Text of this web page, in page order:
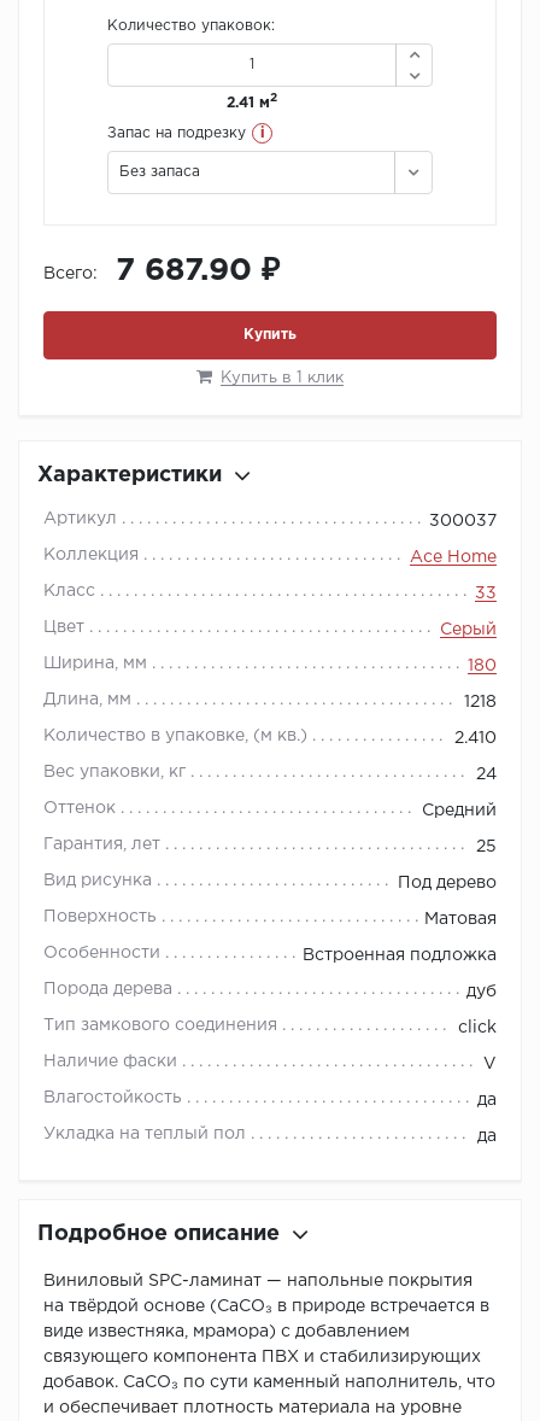
Количество упаковок:
2.41 м2
Запас на подрезку i
Без запаса
Всего: 7 687.90 ₽
Купить
Купить в 1 клик
Характеристики
Артикул 300037
Коллекция Ace Home
Класс 33
Цвет Серый
Ширина, мм 180
Длина, мм 1218
Количество в упаковке, (м кв.) 2.410
Вес упаковки, кг 24
Оттенок Средний
Гарантия, лет 25
Вид рисунка Под дерево
Поверхность Матовая
Особенности Встроенная подложка
Порода дерева дуб
Тип замкового соединения click
Наличие фаски V
Влагостойкость да
Укладка на теплый пол да
Подробное описание
Виниловый SPC-ламинат — напольные покрытия
на твёрдой основе (CaCO₃ в природе встречается в
виде известняка, мрамора) с добавлением
связующего компонента ПВХ и стабилизирующих
добавок. CaCO₃ по сути каменный наполнитель, что
и обеспечивает плотность материала на уровне